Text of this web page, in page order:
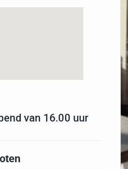
van 16.00 uur